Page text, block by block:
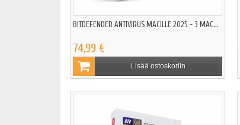
BITDEFENDER ANTIVIRUS MACILLE 2025 - 3 MAC...
74,99 €
Lisää ostoskoriin